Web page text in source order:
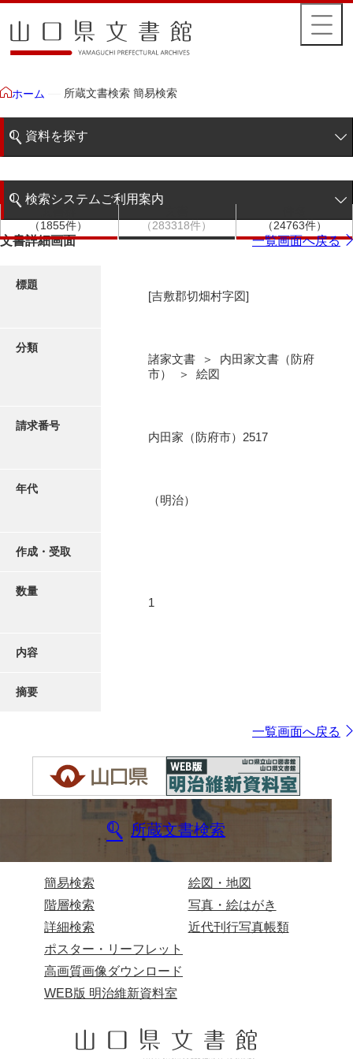
ホーム 所蔵文書検索 簡易検索
資料を探す
階層検索
写真・絵はがき
検索システムご利用案内
検索システムの利用について
（1855件）
（283318件）
（24763件）
文書詳細画面 一覧画面へ戻る
標題
[吉敷郡切畑村字図]
分類
諸家文書 ＞ 内田家文書（防府
市） ＞ 絵図
請求番号
内田家（防府市）2517
年代
（明治）
作成・受取
数量
1
内容
摘要
一覧画面へ戻る
所蔵文書検索
簡易検索
階層検索
詳細検索
絵図・地図
写真・絵はがき
近代刊行写真帳類
ポスター・リーフレット
高画質画像ダウンロード
WEB版 明治維新資料室